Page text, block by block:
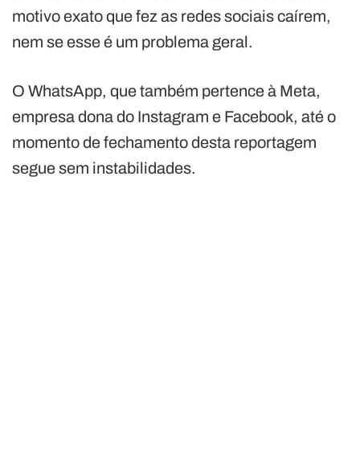
motivo exato que fez as redes sociais caírem,
nem se esse é um problema geral.
O WhatsApp, que também pertence à Meta,
empresa dona do Instagram e Facebook, até o
momento de fechamento desta reportagem
segue sem instabilidades.